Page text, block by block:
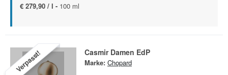
€ 279,90 / l - 100 ml
Verpasst! Casmir Damen EdP
Marke: Chopard